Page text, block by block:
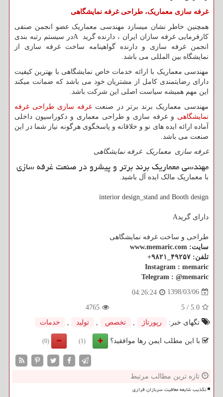
غرفه سازی معماریک، طراحی غرفه نمایشگاهی
همچنین خاطر نشان میسازد مهندسی معماریک عضو انجمن صنفی
کارفرمایی غرفه سازان ایران ، دارنده گرید Aدر سیستم رتبه بندی
انجمن غرفه سازی و دارنده گواهینامه ساخت غرفه سازی از
نمایشگاه بین المللی می باشد.
مهندسی معماریک با ارائه خدمات خاص نمایشگاهی با بهترین کیفیت
دارای رضایتمندی کامل از مشتریان خود می باشد که ضمانت میکند
این مهم همیشه سیاست اصلی این شرکت باشد.
مهندسی معماریک برند برتر در صنعت غرفه سازی طراحی غرفه
نمایشگاهی و غرفه سازی و طراحی معماری و دکوراسیون داخلی
آماده ارائه ایده های نو و خلاقانه و پاسخگوی هرگونه نیاز شما در این
صنعت می باشد.
غرفه سازی معماریک غرفه نمایشگاهی
مهندسی معماریک برند برتر و پیشرو در صنعت غرفه سازی
با معماریک مالک ایده آل باشید.
interior design_stand and Booth design
دارای گریدA
طراحی و ساخت غرفه نمایشگاهی
سایت: www.memaric.com
تلفن: ۴۹۲۵۷_۹۸۲۱+
Instagram : memaric
Telegram : @memaric
1398/03/06
04:26:24
5.0
/
5
4765
تگهای خبر:
رپورتاژ , تخصص , تولید , خدمات
با این مطلب ایمن رها موافقید؟ (1)
(0)
تازه ترین مطالب مرتبط
تکذیب شایعه معافیت سربازان فراری